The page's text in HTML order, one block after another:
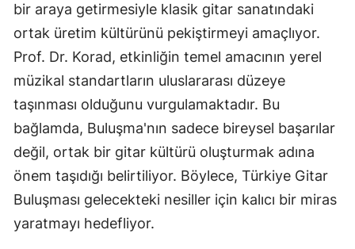
bir araya getirmesiyle klasik gitar sanatındaki
ortak üretim kültürünü pekiştirmeyi amaçlıyor.
Prof. Dr. Korad, etkinliğin temel amacının yerel
müzikal standartların uluslararası düzeye
taşınması olduğunu vurgulamaktadır. Bu
bağlamda, Buluşma'nın sadece bireysel başarılar
değil, ortak bir gitar kültürü oluşturmak adına
önem taşıdığı belirtiliyor. Böylece, Türkiye Gitar
Buluşması gelecekteki nesiller için kalıcı bir miras
yaratmayı hedefliyor.